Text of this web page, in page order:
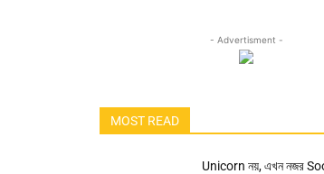
- Advertisment -
MOST READ
Unicorn নয়, এখন নজর